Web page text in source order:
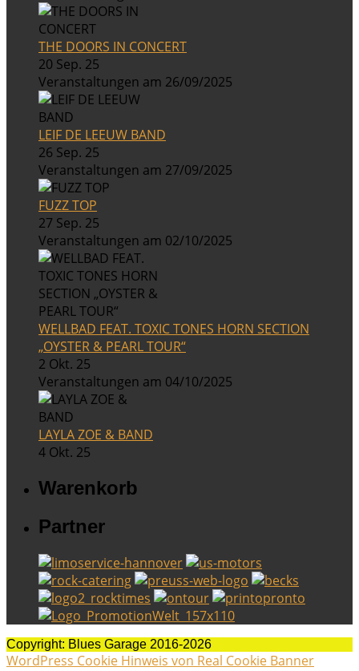
THE DOORS IN CONCERT
20 Sep. 25
Veranstaltungen am 26/09/2025
LEIF DE LEEUW BAND
26 Sep. 25
Veranstaltungen am 27/09/2025
FUZZ TOP
27 Sep. 25
Veranstaltungen am 02/10/2025
WELLBAD FEAT. TOXIC TONES HORN SECTION
„OYSTER & PEARL TOUR“
2 Okt. 25
Veranstaltungen am 04/10/2025
LAYLA ZOE & BAND
4 Okt. 25
Warenkorb
Partner
Copyright: Blues Garage 2016-2026
WordPress Cookie Hinweis von Real Cookie Banner